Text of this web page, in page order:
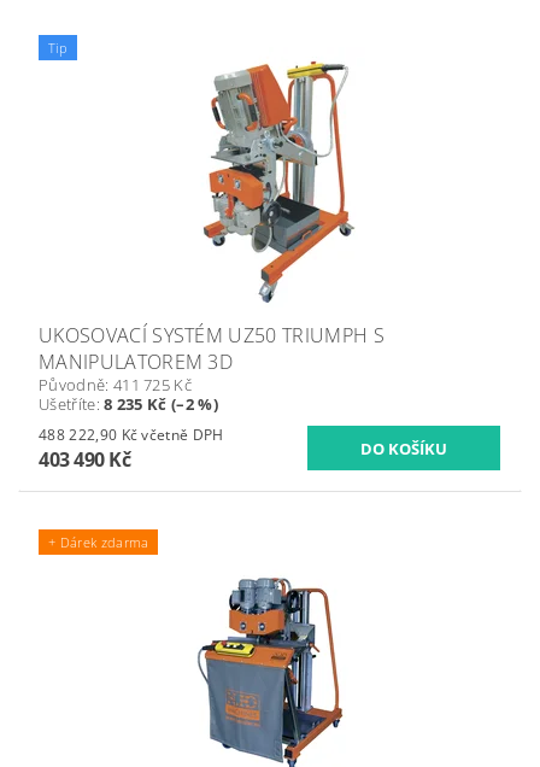
Tip
UKOSOVACÍ SYSTÉM UZ50 TRIUMPH S
MANIPULATOREM 3D
Původně: 411 725 Kč
Ušetříte:8 235 Kč (–2 %)
488 222,90 Kč včetně DPH
403 490 Kč
+ Dárek zdarma